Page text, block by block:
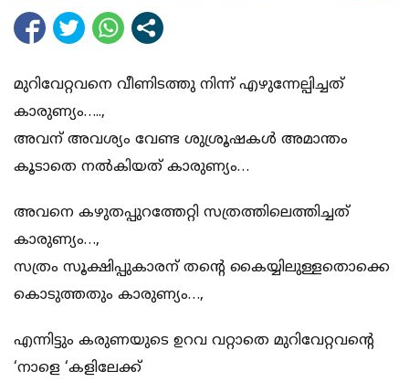
മുറിവേറ്റവനെ വീണിടത്തു നിന്ന് എഴുന്നേല്പിച്ചത്
കാരുണ്യം…..,
അവന് അവശ്യം വേണ്ട ശുശ്രൂഷകൾ അമാന്തം
കൂടാതെ നൽകിയത് കാരുണ്യം…
അവനെ കഴുതപ്പുറത്തേറ്റി സത്രത്തിലെത്തിച്ചത്
കാരുണ്യം…,
സത്രം സൂക്ഷിപ്പുകാരന് തൻ്റെ കൈയ്യിലുള്ളതൊക്കെ
കൊടുത്തതും കാരുണ്യം…,
എന്നിട്ടും കരുണയുടെ ഉറവ വറ്റാതെ മുറിവേറ്റവൻ്റെ
‘നാളെ ‘കളിലേക്ക്